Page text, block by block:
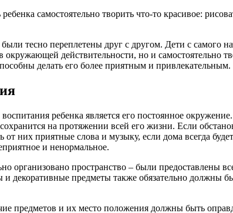
самостоятельно творить что-то красивое:
тесно переплетены друг с другом. Дети с самого
действительности, но и самостоятельно
делать его более приятным и привлекательным.
ребенка является его постоянное
на протяжении всей его жизни. Если
них приятные слова и музыку, если дома всегда
и ненормальное.
пространство – были предоставлены
декоративные предметы также обязательно должны
предметов и их место положения должны быть